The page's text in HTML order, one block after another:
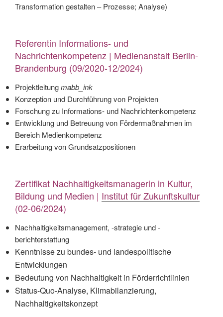
Transformation gestalten – Prozesse; Analyse)
Referentin Informations- und
Nachrichtenkompetenz | Medienanstalt Berlin-
Brandenburg (09/2020-12/2024)
Projektleitungmabb_ink
Konzeption und Durchführung von Projekten
Forschung zu Informations- und Nachrichtenkompetenz
Entwicklung und Betreuung von Fördermaßnahmen im
Bereich Medienkompetenz
Erarbeitung von Grundsatzpositionen
Zertifikat Nachhaltigkeitsmanagerin in Kultur,
Bildung und Medien | Institut für Zukunftskultur
(02-06/2024)
Nachhaltigkeitsmanagement, -strategie und -
berichterstattung
Kenntnisse zu bundes- und landespolitische
Entwicklungen
Bedeutung von Nachhaltigkeit in Förderrichtlinien
Status-Quo-Analyse, Klimabilanzierung,
Nachhaltigkeitskonzept